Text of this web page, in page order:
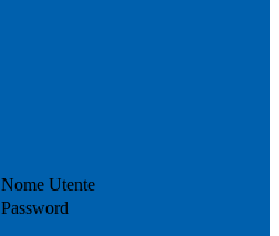
Nome Utente
Password